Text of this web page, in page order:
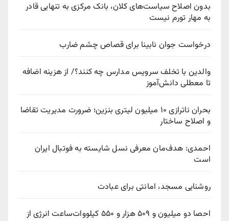
بدون اصلاح سیاست‌های کلان، بانک مرکزی به تنهایی قادر
به مهار تورم نیست
درخواست جوان نابینا برای قصاص چشم ضارب
والدین با تخلف سرویس مدارس چه کنند؟/ از هزینه اضافه
تا معطلی دانش‌آموز
بحران ناترازی ۱۰ میلیون لیتری بنزین؛ ضرورت مدیریت تقاضا
و اصلاح ساختار
احمدی: هدف‌مان معرفی نسل شایسته به فوتبال ایران
است
روشنایی مسجد، امانتی برای عبادت
احصا دو میلیون و ۵۰۹ هزار و ۵۵۰ کیلووات‌ساعت انرژی از